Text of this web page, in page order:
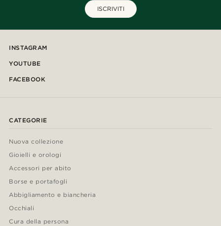
ISCRIVITI
INSTAGRAM
YOUTUBE
FACEBOOK
CATEGORIE
Nuova collezione
Gioielli e orologi
Accessori per abito
Borse e portafogli
Abbigliamento e biancheria
Occhiali
Cura della persona